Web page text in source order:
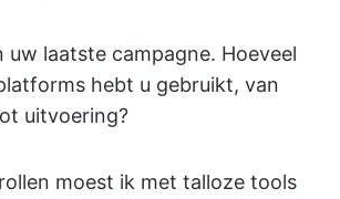
uw laatste campagne. Hoeveel
hebt u gebruikt, van
uitvoering?
moest ik met talloze tools